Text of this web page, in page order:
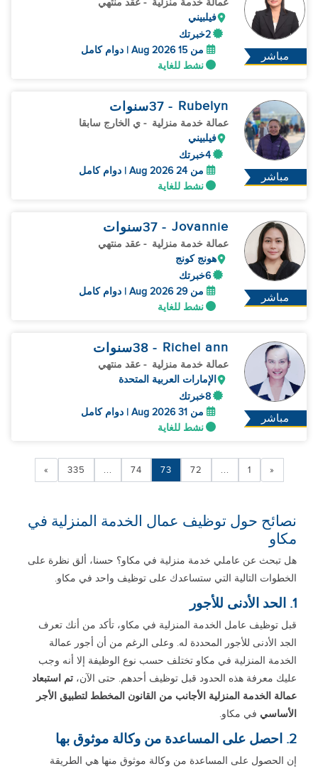
مباشر
عمالة خدمة منزلية - عقد منتهي
فيلبيني
2خبرتك
من 15 Aug 2026 | دوام كامل
نشط للغاية
مباشر
Rubelyn
- 37 سنوات
عمالة خدمة منزلية - ي الخارج سابقا
فيلبيني
4خبرتك
من 24 Aug 2026 | دوام كامل
نشط للغاية
مباشر
Jovannie
- 37 سنوات
عمالة خدمة منزلية - عقد منتهي
هونج كونج
6خبرتك
من 29 Aug 2026 | دوام كامل
نشط للغاية
مباشر
Richel ann
- 38 سنوات
عمالة خدمة منزلية - عقد منتهي
الإمارات العربية المتحدة
8خبرتك
من 31 Aug 2026 | دوام كامل
نشط للغاية
«
1
...
72
73
74
...
335
»
نصائح حول توظيف عمال الخدمة المنزلية في
مكاو
هل تبحث عن عاملي خدمة منزلية في مكاو؟ حسنا، ألق نظرة على
الخطوات التالية التي ستساعدك على توظيف واحد في مكاو.
1. الحد الأدنى للأجور
قبل توظيف عامل الخدمة المنزلية في مكاو، تأكد من أنك تعرف
الجد الأدنى للأجور المحددة له. وعلى الرغم من أن أجور عمالة
الخدمة المنزلية في مكاو تختلف حسب نوع الوظيفة إلا أنه وجب
عليك معرفة هذه الحدود قبل توظيف أحدهم. حتى الآن، تم استبعاد
عمالة الخدمة المنزلية الأجانب من القانون المخطط لتطبيق الأجر
الأساسي في مكاو.
2. احصل على المساعدة من وكالة موثوق بها
إن الحصول على المساعدة من وكالة موثوق منها هي الطريقة